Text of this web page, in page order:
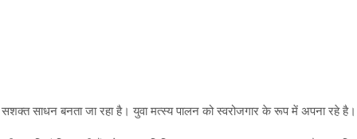
साधन बनता जा रहा है। युवा मत्स्य पालन को स्वरोजगार के रूप में अपना रहे